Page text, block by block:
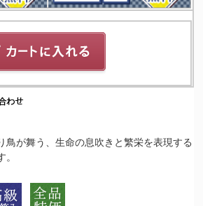
鳥が舞う、生命の息吹きと繁栄を表現する